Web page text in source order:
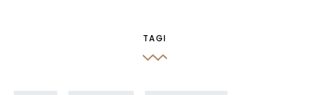
TAGI